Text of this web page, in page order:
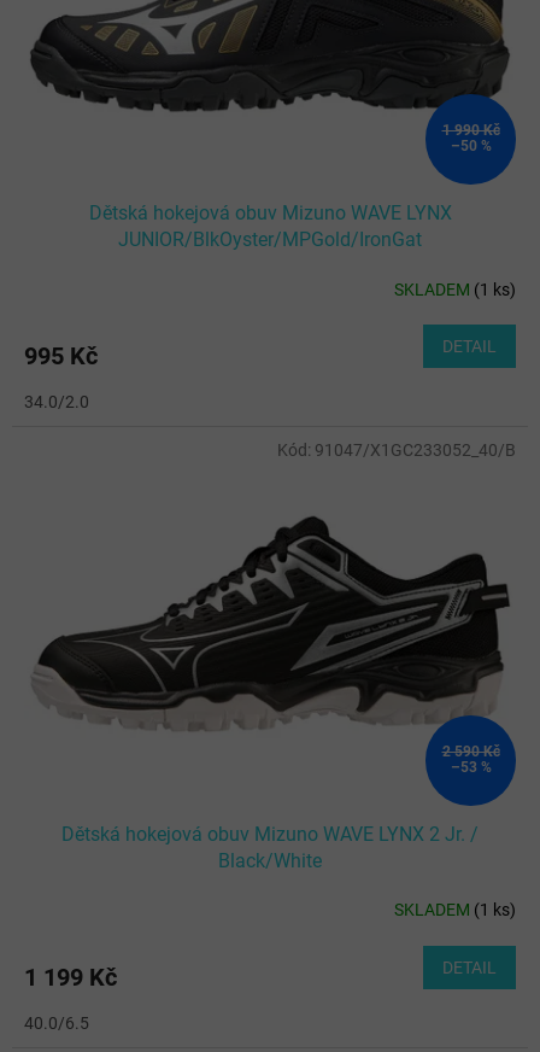
1 990 Kč
–50 %
Dětská hokejová obuv Mizuno WAVE LYNX
JUNIOR/BlkOyster/MPGold/IronGat
SKLADEM (1 ks)
995 Kč DETAIL
34.0/2.0
2 590 Kč
–53 %
Dětská hokejová obuv Mizuno WAVE LYNX 2 Jr. /
Black/White
SKLADEM (1 ks)
1 199 Kč DETAIL
40.0/6.5
Kód: 91047/X1GC233052_40/B